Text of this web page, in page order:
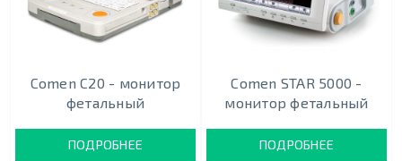
Comen C20 - монитор
фетальный
ПОДРОБНЕЕ
Comen STAR 5000 -
монитор фетальный
ПОДРОБНЕЕ